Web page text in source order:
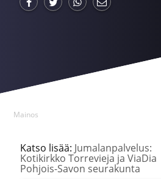
Mainos
Katso lisää: Jumalanpalvelus:
Kotikirkko Torrevieja ja ViaDia
Pohjois-Savon seurakunta